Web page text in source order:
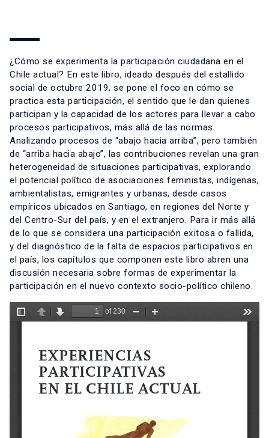
¿Cómo se experimenta la participación ciudadana en el
Chile actual? En este libro, ideado después del estallido
social de octubre 2019, se pone el foco en cómo se
practica esta participación, el sentido que le dan quienes
participan y la capacidad de los actores para llevar a cabo
procesos participativos, más allá de las normas.
Analizando procesos de “abajo hacia arriba”, pero también
de “arriba hacia abajo”, las contribuciones revelan una gran
heterogeneidad de situaciones participativas, explorando
el potencial político de asociaciones feministas, indígenas,
ambientalistas, emigrantes y urbanas, desde casos
empíricos ubicados en Santiago, en regiones del Norte y
del Centro-Sur del país, y en el extranjero. Para ir más allá
de lo que se considera una participación exitosa o fallida,
y del diagnóstico de la falta de espacios participativos en
el país, los capítulos que componen este libro abren una
discusión necesaria sobre formas de experimentar la
participación en el nuevo contexto socio-político chileno.